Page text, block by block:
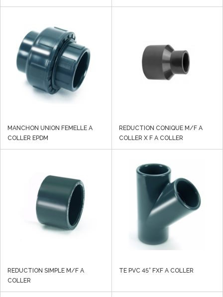
MANCHON UNION FEMELLE A
COLLER EPDM
REDUCTION CONIQUE M/F A
COLLER X F A COLLER
REDUCTION SIMPLE M/F A
COLLER
TE PVC 45° FXF A COLLER